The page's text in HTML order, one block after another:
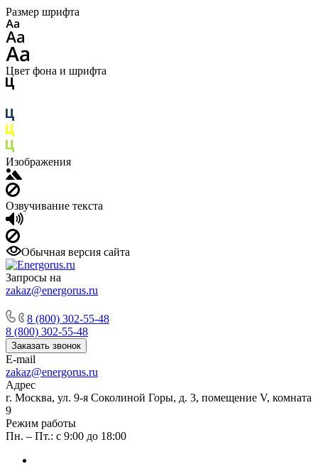
Размер шрифта
Цвет фона и шрифта
Изображения
Озвучивание текста
Обычная версия сайта
Запросы на
zakaz@energorus.ru
8 (800) 302-55-48
8 (800) 302-55-48
Заказать звонок
E-mail
zakaz@energorus.ru
Адрес
г. Москва, ул. 9-я Соколиной Горы, д. 3, помещение V, комната
9
Режим работы
Пн. – Пт.: с 9:00 до 18:00